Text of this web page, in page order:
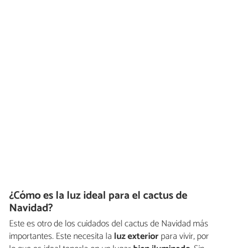
¿Cómo es la luz ideal para el cactus de
Navidad?
Este es otro de los cuidados del cactus de Navidad más
importantes. Este necesita la luz exteriorpara vivir, por